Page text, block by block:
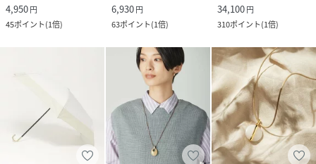
4,950円
45ポイント(1倍)
6,930円
63ポイント(1倍)
34,100円
310ポイント(1倍)